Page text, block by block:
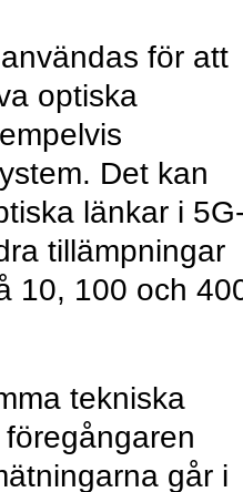
för att
optiska
Det kan
länkar i
tillämpningar
10, 100 och
tekniska
går i